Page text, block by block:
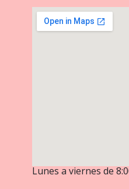
Lunes a viernes de